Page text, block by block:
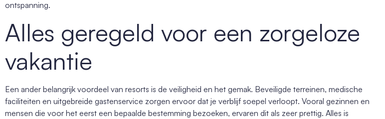
ontspanning.
Alles geregeld voor een zorgeloze
vakantie
Een ander belangrijk voordeel van resorts is de veiligheid en het gemak. Beveiligde terreinen, medische
faciliteiten en uitgebreide gastenservice zorgen ervoor dat je verblijf soepel verloopt. Vooral gezinnen en
mensen die voor het eerst een bepaalde bestemming bezoeken, ervaren dit als zeer prettig. Alles is